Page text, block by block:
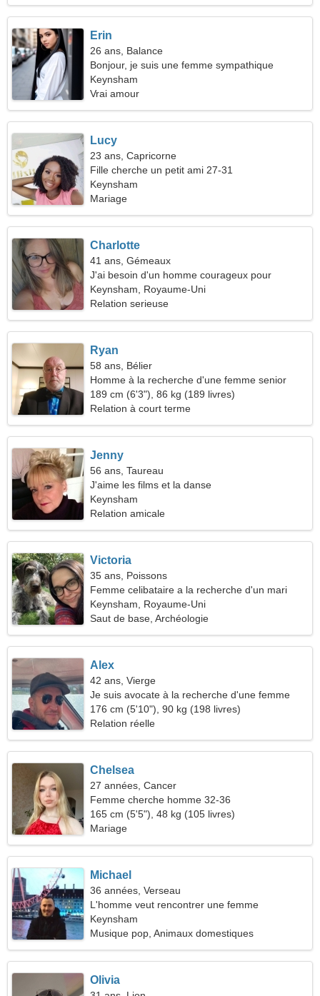
Erin
26 ans, Balance
Bonjour, je suis une femme sympathique
Keynsham
Vrai amour
Lucy
23 ans, Capricorne
Fille cherche un petit ami 27-31
Keynsham
Mariage
Charlotte
41 ans, Gémeaux
J'ai besoin d'un homme courageux pour
m'amuser
Keynsham, Royaume-Uni
Relation serieuse
Ryan
58 ans, Bélier
Homme à la recherche d'une femme senior
189 cm (6'3"), 86 kg (189 livres)
Relation à court terme
Jenny
56 ans, Taureau
J'aime les films et la danse
Keynsham
Relation amicale
Victoria
35 ans, Poissons
Femme celibataire a la recherche d'un mari
Keynsham, Royaume-Uni
Saut de base, Archéologie
Alex
42 ans, Vierge
Je suis avocate à la recherche d'une femme
joyeuse
176 cm (5'10"), 90 kg (198 livres)
Relation réelle
Chelsea
27 années, Cancer
Femme cherche homme 32-36
165 cm (5'5"), 48 kg (105 livres)
Mariage
Michael
36 années, Verseau
L'homme veut rencontrer une femme
Keynsham
Musique pop, Animaux domestiques
Olivia